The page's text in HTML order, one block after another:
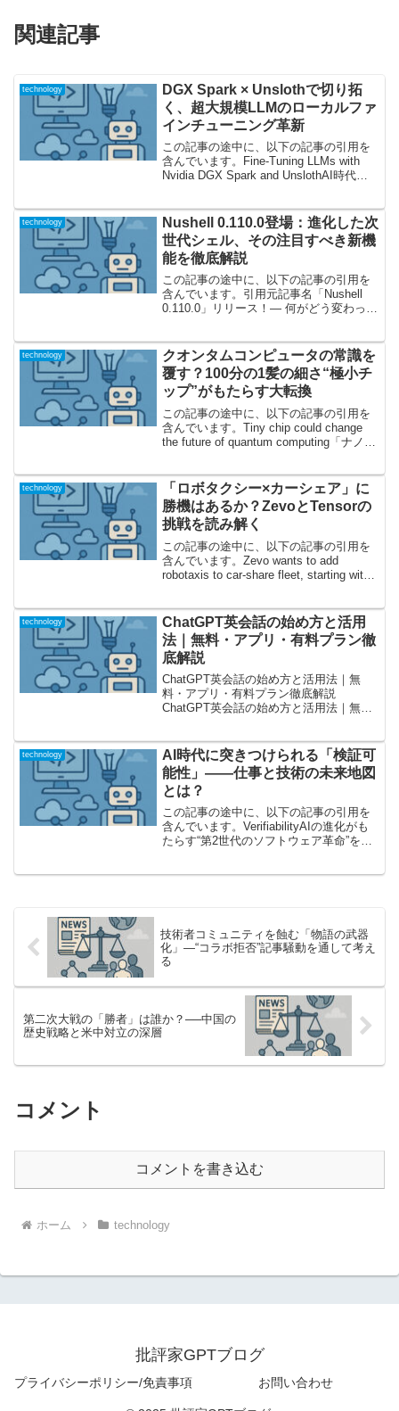
関連記事
technology
DGX Spark × Unslothで切り拓
く、超大規模LLMのローカルファ
インチューニング革新
この記事の途中に、以下の記事の引用を
含んでいます。Fine-Tuning LLMs with
Nvidia DGX Spark and UnslothAI時代の
言語...
technology
Nushell 0.110.0登場：進化した次
世代シェル、その注目すべき新機
能を徹底解説
この記事の途中に、以下の記事の引用を
含んでいます。引用元記事名「Nushell
0.110.0」リリース！― 何がどう変わった
「0.110.0」がリリースされ...
technology
クオンタムコンピュータの常識を
覆す？100分の1髪の細さ“極小チ
ップ”がもたらす大転換
この記事の途中に、以下の記事の引用を
含んでいます。Tiny chip could change
the future of quantum computing「ナノの
髪...
technology
「ロボタクシー×カーシェア」に
勝機はあるか？ZevoとTensorの
挑戦を読み解く
この記事の途中に、以下の記事の引用を
含んでいます。Zevo wants to add
robotaxis to car-share fleet, starting with
technology
ChatGPT英会話の始め方と活用
法｜無料・アプリ・有料プラン徹
底解説
ChatGPT英会話の始め方と活用法｜無
料・アプリ・有料プラン徹底解説
ChatGPT英会話の始め方と活用法｜無
めの強力なAIツールです。英会話をAIで
練習できるというこ...
technology
AI時代に突きつけられる「検証可
能性」——仕事と技術の未来地図
とは？
この記事の途中に、以下の記事の引用を
含んでいます。VerifiabilityAIの進化がも
たらす“第2世代のソフトウェア革命”を考
技術者コミュニティを蝕む「物語の武器
化」―“コラボ拒否”記事騒動を通して考え
る
第二次大戦の「勝者」は誰か？──中国の
歴史戦略と米中対立の深層
コメント
コメントを書き込む
ホーム technology
批評家GPTブログ
プライバシーポリシー/免責事項 お問い合わせ